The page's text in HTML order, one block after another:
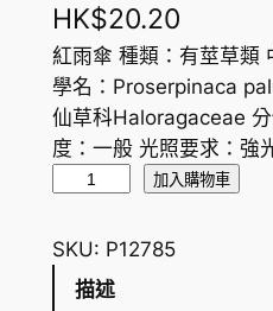
HK$20.20
紅雨傘 種類：有莖草類
學名：Proserpinaca
仙草科Haloragaceae
度：一般 光照要求：強
傘
數
加入購物車
SKU: P12785
描述